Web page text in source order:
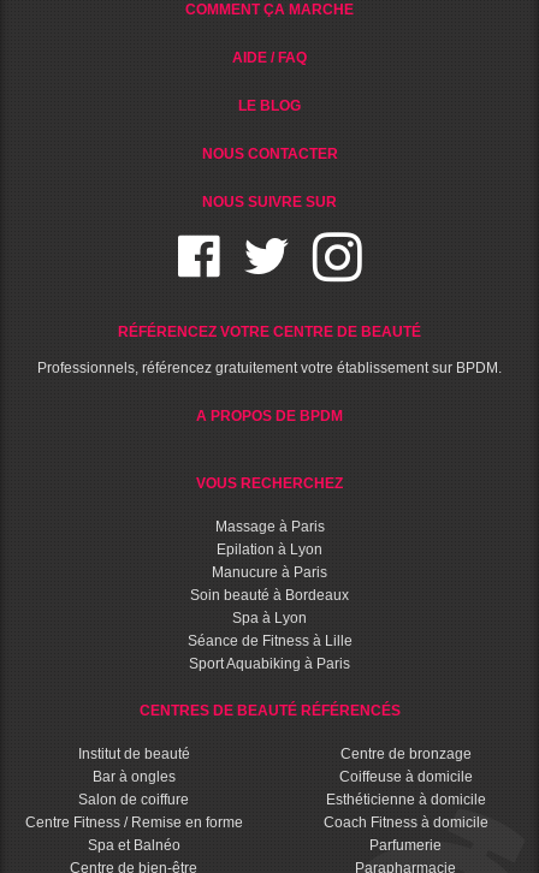
COMMENT ÇA MARCHE
AIDE / FAQ
LE BLOG
NOUS CONTACTER
NOUS SUIVRE SUR
RÉFÉRENCEZ VOTRE CENTRE DE BEAUTÉ
Professionnels, référencez gratuitement votre établissement sur BPDM.
A PROPOS DE BPDM
VOUS RECHERCHEZ
Massage à Paris
Epilation à Lyon
Manucure à Paris
Soin beauté à Bordeaux
Spa à Lyon
Séance de Fitness à Lille
Sport Aquabiking à Paris
CENTRES DE BEAUTÉ RÉFÉRENCÉS
Institut de beauté
Bar à ongles
Salon de coiffure
Centre Fitness / Remise en forme
Spa et Balnéo
Centre de bien-être
Centre de bronzage
Coiffeuse à domicile
Esthéticienne à domicile
Coach Fitness à domicile
Parfumerie
Parapharmacie